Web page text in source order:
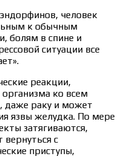
человек
к обычным
болям в спине и
ситуации все
реакции,
ко всем
даже раку и может
язвы желудка. По мере
затягиваются,
вернуться с
приступы,